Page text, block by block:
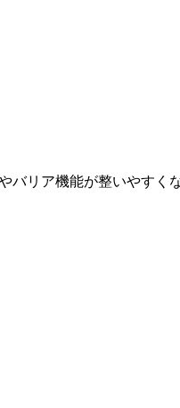
リア機能が整いやすくな